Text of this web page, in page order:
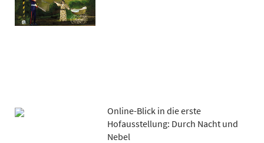
Online-Blick in die erste
Hofausstellung: Durch Nacht und
Nebel